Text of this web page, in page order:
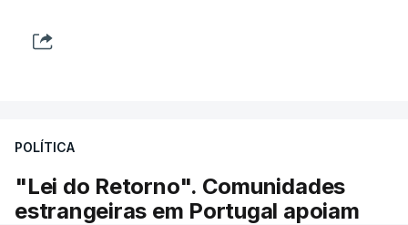
POLÍTICA
"Lei do Retorno". Comunidades
estrangeiras em Portugal apoiam